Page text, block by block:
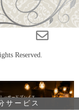
Reserved.
サービス